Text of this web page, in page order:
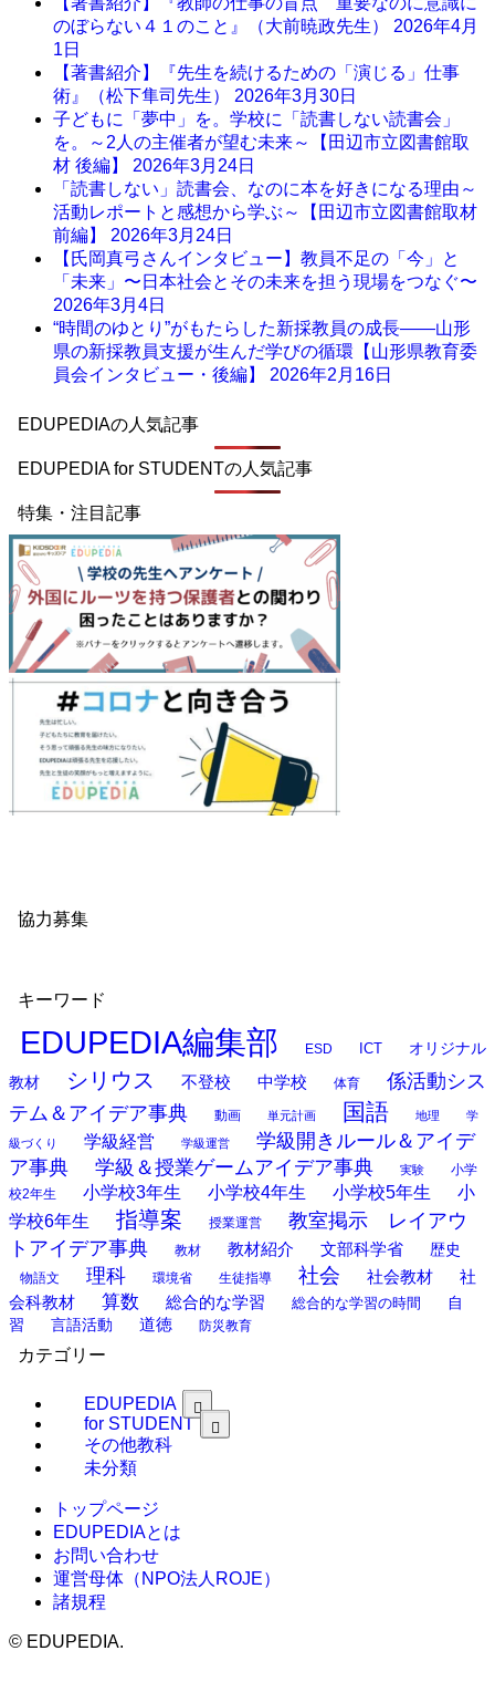
のぼらない４１のこと』（大前暁政先生） 2026年4月
1日
【著書紹介】『先生を続けるための「演じる」仕事
術』（松下隼司先生） 2026年3月30日
子どもに「夢中」を。学校に「読書しない読書会」
を。～2人の主催者が望む未来～【田辺市立図書館取
材 後編】 2026年3月24日
「読書しない」読書会、なのに本を好きになる理由～
活動レポートと感想から学ぶ～【田辺市立図書館取材
前編】 2026年3月24日
【氏岡真弓さんインタビュー】教員不足の「今」と
「未来」〜日本社会とその未来を担う現場をつなぐ〜
2026年3月4日
“時間のゆとり”がもたらした新採教員の成長――山形
県の新採教員支援が生んだ学びの循環【山形県教育委
員会インタビュー・後編】 2026年2月16日
EDUPEDIAの人気記事
EDUPEDIA for STUDENTの人気記事
特集・注目記事
協力募集
キーワード
EDUPEDIA編集部 ESD ICT
オリジナル
教材
シリウス 不登校 中学校 体育
係活動シス
テム＆アイデア事典
動画 単元計画 国語 地理 学
級づくり 学級経営 学級運営
学級開きルール＆アイデ
ア事典
学級＆授業ゲームアイデア事典 実験
小学
校2年生
小学校3年生 小学校4年生 小学校5年生
小
学校6年生
指導案 授業運営
教室掲示 レイアウ
トアイデア事典
教材 教材紹介 文部科学省 歴史
物語文 理科 環境省 生徒指導 社会 社会教材
社
会科教材
算数 総合的な学習 総合的な学習の時間
自
習
言語活動 道徳 防災教育
カテゴリー
EDUPEDIA
for STUDENT
その他教科
未分類
トップページ
EDUPEDIAとは
お問い合わせ
運営母体（NPO法人ROJE）
諸規程
© EDUPEDIA.